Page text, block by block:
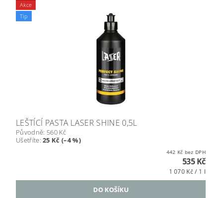
Akce
Tip
LEŠTÍCÍ PASTA LASER SHINE 0,5L
Původně: 560 Kč
Ušetříte:25 Kč (–4 %)
442 Kč bez DPH
535 Kč
1 070 Kč / 1 l